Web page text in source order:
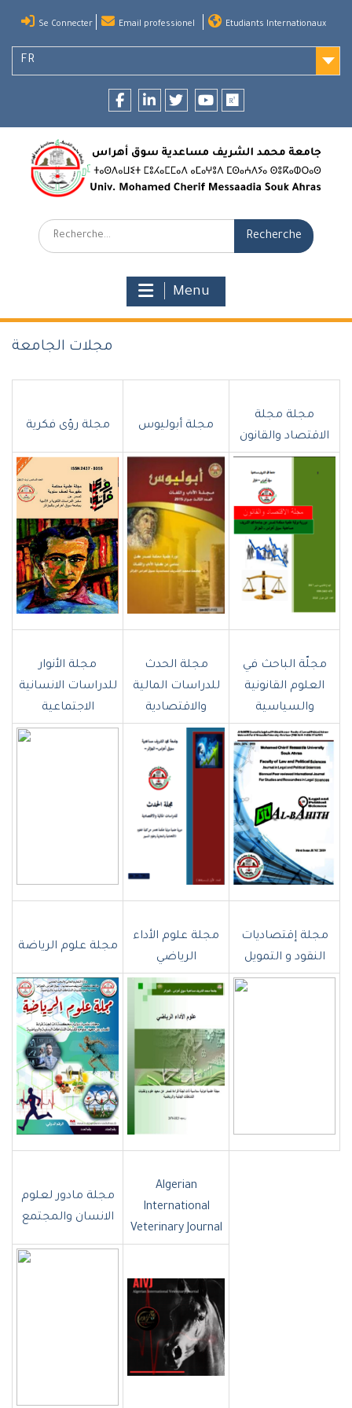
content
Se Connecter Email professionel Etudiants Internationaux
FR
Recherche:
Menu
مجلات الجامعة
مجلة رؤى فكرية مجلة أبوليوس
مجلة مجلة
الاقتصاد والقانون
مجلة الأنوار
للدراسات الانسانية
الاجتماعية
مجلة الحدث
للدراسات المالية
والاقتصادية
مجلّة الباحث في
العلوم القانونية
والسياسية
مجلة علوم الرياضة
مجلة علوم الأداء
الرياضي
مجلة إقتصاديات
النقود و التمويل
مجلة مادور لعلوم
الانسان والمجتمع
Algerian
International
Veterinary Journal